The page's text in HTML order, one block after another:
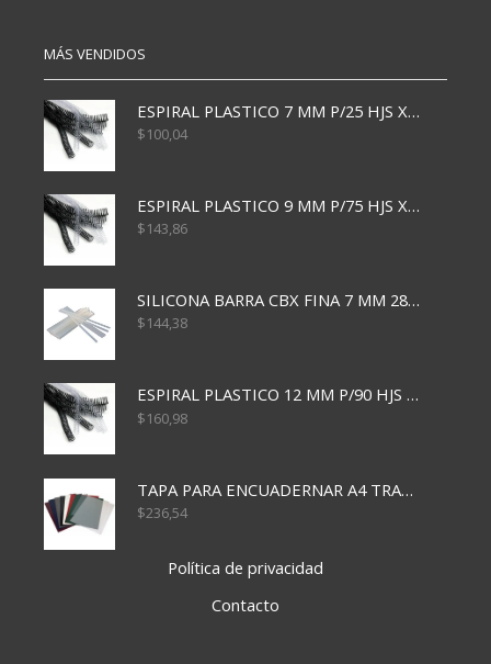
MÁS VENDIDOS
ESPIRAL PLASTICO 7 MM P/25 HJS X50x3000
$100,04
ESPIRAL PLASTICO 9 MM P/75 HJS X50X2400
$143,86
SILICONA BARRA CBX FINA 7 MM 28 CM
$144,38
ESPIRAL PLASTICO 12 MM P/90 HJS X50X1500
$160,98
TAPA PARA ENCUADERNAR A4 TRANSP x50x500
$236,54
Política de privacidad
Contacto